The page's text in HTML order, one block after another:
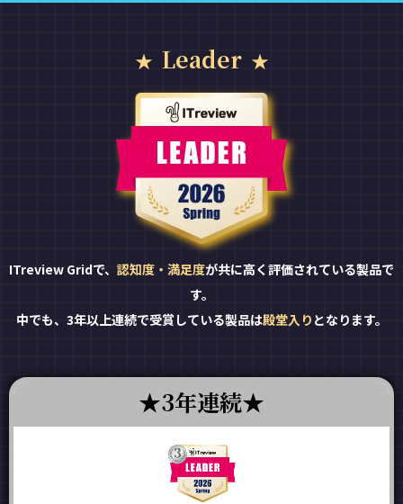
Leader
ITreview Gridで、 認知度・満足度が共に高く評価されている製品で
す。
中でも、3年以上連続で受賞している製品は殿堂入り となります。
3年連続